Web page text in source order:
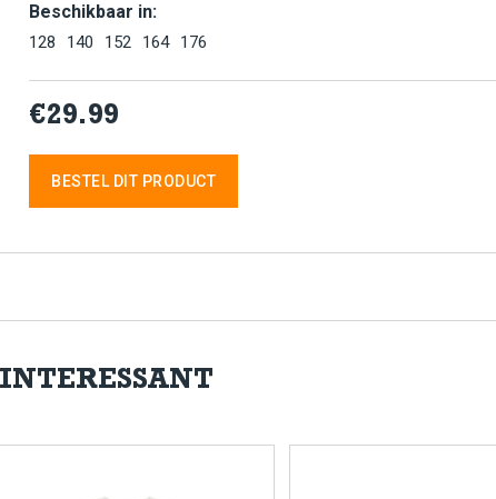
Beschikbaar in:
128 140 152 164 176
€29.99
BESTEL DIT PRODUCT